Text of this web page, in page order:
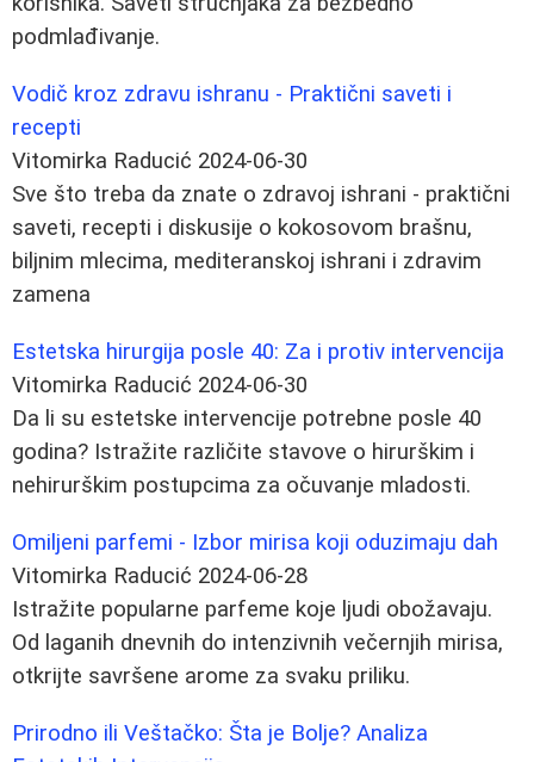
podmlađivanje.
Vodič kroz zdravu ishranu - Praktični saveti i
recepti
Vitomirka Raducić 2024-06-30
Sve što treba da znate o zdravoj ishrani - praktični
saveti, recepti i diskusije o kokosovom brašnu,
biljnim mlecima, mediteranskoj ishrani i zdravim
zamena
Estetska hirurgija posle 40: Za i protiv intervencija
Vitomirka Raducić 2024-06-30
Da li su estetske intervencije potrebne posle 40
godina? Istražite različite stavove o hirurškim i
nehirurškim postupcima za očuvanje mladosti.
Omiljeni parfemi - Izbor mirisa koji oduzimaju dah
Vitomirka Raducić 2024-06-28
Istražite popularne parfeme koje ljudi obožavaju.
Od laganih dnevnih do intenzivnih večernjih mirisa,
otkrijte savršene arome za svaku priliku.
Prirodno ili Veštačko: Šta je Bolje? Analiza